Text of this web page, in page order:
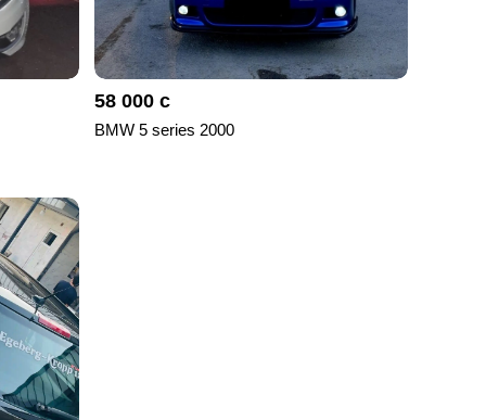
58 000 с
BMW 5 series 2000